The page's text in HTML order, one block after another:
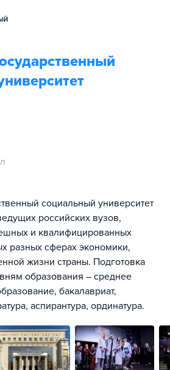
социальный университет
российских вузов,
и квалифицированных
разных сферах экономики,
жизни страны. Подготовка
образования – среднее
бакалавриат,
аспирантура, ординатура.